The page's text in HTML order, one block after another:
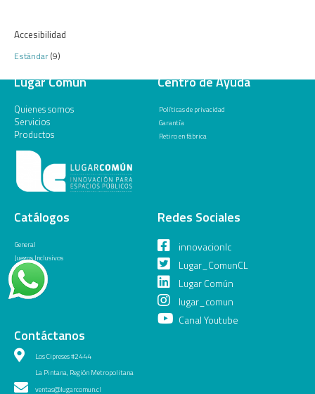
Accesibilidad
Estándar (9)
Lugar Común
Quienes somos
Servicios
Productos
Centro de Ayuda
Políticas de privacidad
Garantía
Retiro en fábrica
Catálogos
General
Juegos Inclusivos
Redes Sociales
innovacionlc
Lugar_ComunCL
Lugar Común
lugar_comun
Canal Youtube
Contáctanos
Los Cipreses #2444
La Pintana, Región Metropolitana
ventas@lugarcomun.cl